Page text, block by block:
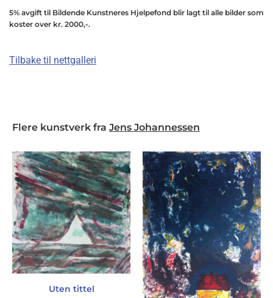
5% avgift til Bildende Kunstneres Hjelpefond blir lagt til alle bilder som
koster over kr. 2000,-.
Tilbake til nettgalleri
Flere kunstverk fra Jens Johannessen
Uten tittel